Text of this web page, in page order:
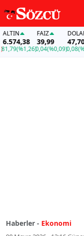
(%1,26)
FAİZ
39,99
0,04(%0,09)
DOLAR
47,70
0,08
Haberler - Ekonomi